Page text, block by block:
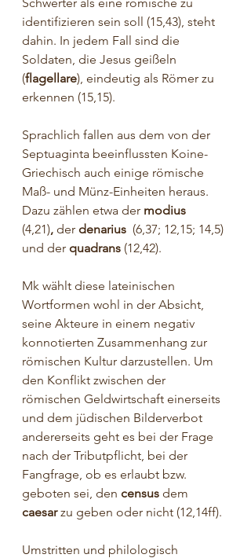
identifizieren sein soll (15,43), steht
dahin. In jedem Fall sind die
Soldaten, die Jesus geißeln
(flagellare), eindeutig als Römer zu
erkennen (15,15).
Sprachlich fallen aus dem von der
Septuaginta beeinflussten Koine-
Griechisch auch einige römische
Maß- und Münz-Einheiten heraus.
Dazu zählen etwa der modius
(4,21), der denarius (6,37; 12,15; 14,5)
und der quadrans (12,42).
Mk wählt diese lateinischen
Wortformen wohl in der Absicht,
seine Akteure in einem negativ
konnotierten Zusammenhang zur
römischen Kultur darzustellen. Um
den Konflikt zwischen der
römischen Geldwirtschaft einerseits
und dem jüdischen Bilderverbot
andererseits geht es bei der Frage
nach der Tributpflicht, bei der
Fangfrage, ob es erlaubt bzw.
geboten sei, den census dem
caesar zu geben oder nicht (12,14ff).
Umstritten und philologisch